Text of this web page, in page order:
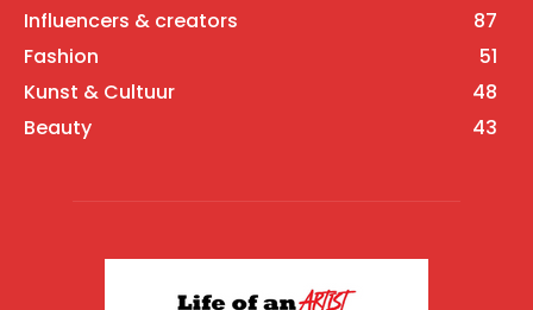
Influencers & creators
87
Fashion
51
Kunst & Cultuur
48
Beauty
43